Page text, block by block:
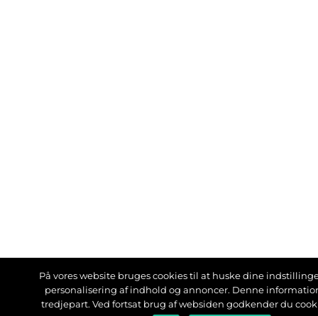
På vores website bruges cookies til at huske dine
personalisering af indhold og annoncer. Denne
tredjepart. Ved fortsat brug af websiden godkender du